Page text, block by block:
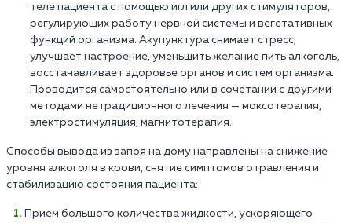
теле пациента с помощью игл или других стимуляторов,
регулирующих работу нервной системы и вегетативных
функций организма. Акупунктура снимает стресс,
улучшает настроение, уменьшить желание пить алкоголь,
восстанавливает здоровье органов и систем организма.
Проводится самостоятельно или в сочетании с другими
методами нетрадиционного лечения — моксотерапия,
электростимуляция, магнитотерапия.
Способы вывода из запоя на дому направлены на снижение
уровня алкоголя в крови, снятие симптомов отравления и
стабилизацию состояния пациента:
Прием большого количества жидкости, ускоряющего